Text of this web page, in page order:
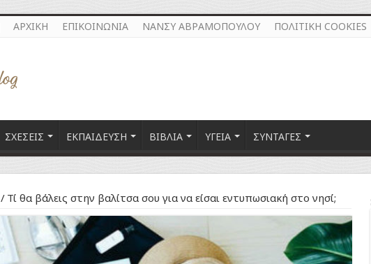
ΑΡΧΙΚΗ ΕΠΙΚΟΙΝΩΝΙΑ ΝΑΝΣΥ ΑΒΡΑΜΟΠΟΥΛΟΥ ΠΟΛΙΤΙΚΗ COOKIES
ΣΧΕΣΕΙΣ ΕΚΠΑΙΔΕΥΣΗ ΒΙΒΛΙΑ ΥΓΕΙΑ ΣΥΝΤΑΓΕΣ
/ Τί θα βάλεις στην βαλίτσα σου για να είσαι εντυπωσιακή στο νησί;